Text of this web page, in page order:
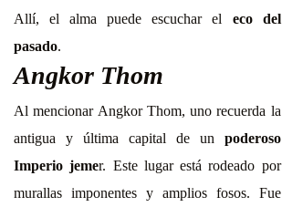
Allí, el alma puede escuchar el eco del
pasado.
Angkor Thom
Al mencionar Angkor Thom, uno recuerda la
antigua y última capital de un poderoso
Imperio jemer. Este lugar está rodeado por
murallas imponentes y amplios fosos. Fue